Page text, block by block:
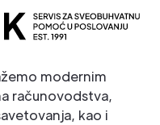
modernim
računovodstva,
kao i